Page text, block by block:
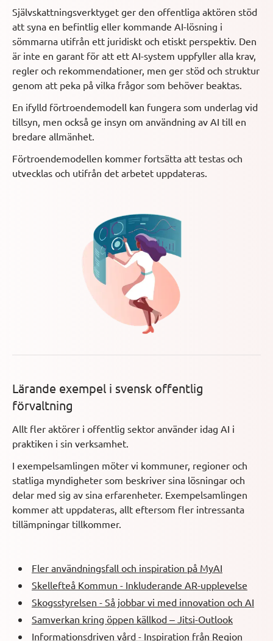
Självskattningsverktyget ger den offentliga aktören stöd
att syna en befintlig eller kommande AI-lösning i
sömmarna utifrån ett juridiskt och etiskt perspektiv. Den
är inte en garant för att ett AI-system uppfyller alla krav,
regler och rekommendationer, men ger stöd och struktur
genom att peka på vilka frågor som behöver beaktas.
En ifylld förtroendemodell kan fungera som underlag vid
tillsyn, men också ge insyn om användning av AI till en
bredare allmänhet.
Förtroendemodellen kommer fortsätta att testas och
utvecklas och utifrån det arbetet uppdateras.
Lärande exempel i svensk offentlig
förvaltning
Allt fler aktörer i offentlig sektor använder idag AI i
praktiken i sin verksamhet.
I exempelsamlingen möter vi kommuner, regioner och
statliga myndigheter som beskriver sina lösningar och
delar med sig av sina erfarenheter. Exempelsamlingen
kommer att uppdateras, allt eftersom fler intressanta
tillämpningar tillkommer.
Fler användningsfall och inspiration på MyAI
Skellefteå Kommun - Inkluderande AR-upplevelse
Skogsstyrelsen - Så jobbar vi med innovation och AI
Samverkan kring öppen källkod – Jitsi-Outlook
Informationsdriven vård - Inspiration från Region